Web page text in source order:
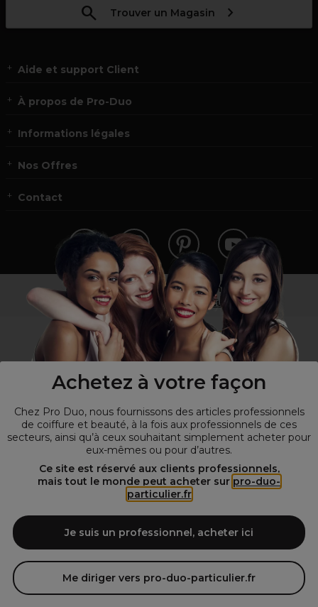
Achetez à votre façon
Chez Pro Duo, nous fournissons des articles professionnels
de coiffure et beauté, à la fois aux professionnels de ces
secteurs, ainsi qu’à ceux souhaitant simplement acheter pour
eux-mêmes ou pour d’autres.
Ce site est réservé aux clients professionnels,
mais tout le monde peut acheter sur pro-duo-
particulier.fr
Je suis un professionnel, acheter ici
Me diriger vers pro-duo-particulier.fr
Trouver un Magasin
Aide et support Client
À propos de Pro-Duo
Informations légales
Nos Offres
Contact
Vous n’êtes pas un professionnel ?
Visitez notre site pour les particuliers!
Spécialiste de la coiffure et de la beauté, nous vous proposons une
large sélection de produits professionnels pour la coiffure et
Duo le fournisseur incontournable des salons de coiffure et instituts
de beauté! Notre gamme de produits s’adresse également à tous ceux
qui sont à la recherche de produits et d'accessoires de coiffure et de
matériel esthétique de qualité.